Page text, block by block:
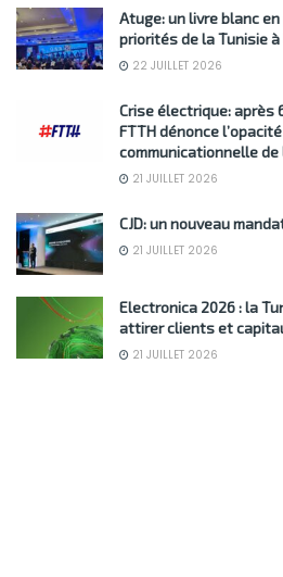
Atuge: un livre blanc
priorités de la Tunisie à
22 JUILLET 2026
Crise électrique: après
FTTH dénonce
communicationnelle de
21 JUILLET 2026
CJD: un nouveau
21 JUILLET 2026
Electronica 2026 : la
attirer clients et
21 JUILLET 2026